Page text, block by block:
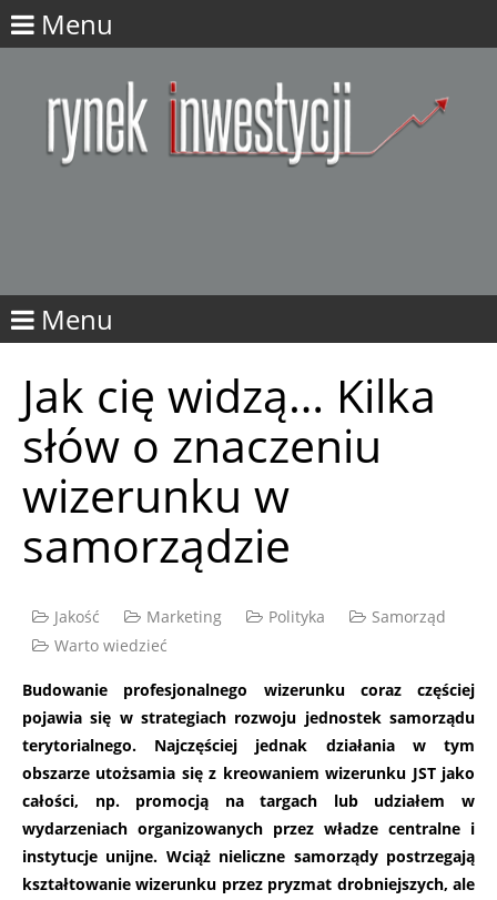
Menu
Menu
Jak cię widzą… Kilka
słów o znaczeniu
wizerunku w
samorządzie
Jakość Marketing Polityka
Samorząd
Warto wiedzieć
Budowanie profesjonalnego wizerunku coraz częściej
pojawia się w strategiach rozwoju jednostek samorządu
terytorialnego. Najczęściej jednak działania w tym
obszarze utożsamia się z kreowaniem wizerunku JST jako
całości, np. promocją na targach lub udziałem w
wydarzeniach organizowanych przez władze centralne i
instytucje unijne. Wciąż nieliczne samorządy postrzegają
kształtowanie wizerunku przez pryzmat drobniejszych, ale